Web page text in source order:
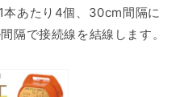
本あたり4個、30cm間隔に
隔で接続線を結線します。